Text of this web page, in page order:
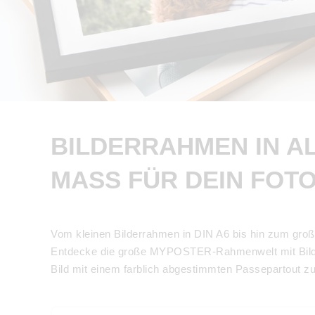
BILDERRAHMEN IN
MASS FÜR DEIN FOTO
Vom kleinen Bilderrahmen in DIN A6 bis hin zum
Entdecke die große MYPOSTER-Rahmenwelt mit
Bild mit einem farblich abgestimmten Passepartout